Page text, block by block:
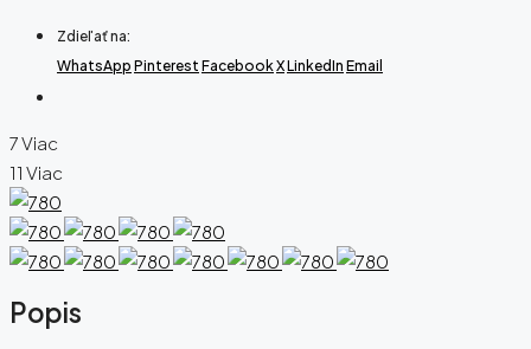
Zdieľať na:
WhatsApp Pinterest FacebookXLinkedIn Email
7 Viac
11 Viac
Popis